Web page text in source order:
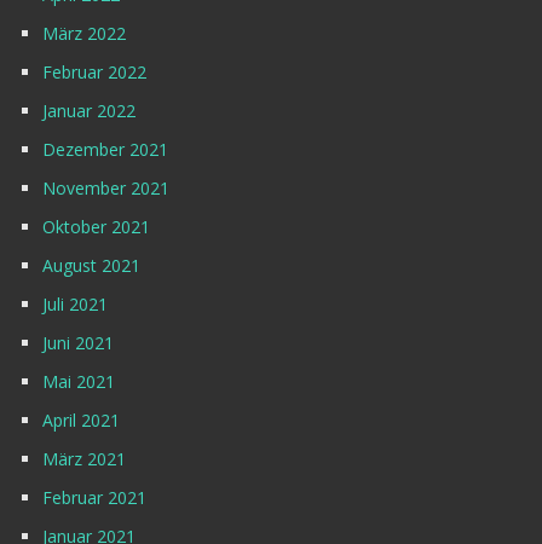
März 2022
Februar 2022
Januar 2022
Dezember 2021
November 2021
Oktober 2021
August 2021
Juli 2021
Juni 2021
Mai 2021
April 2021
März 2021
Februar 2021
Januar 2021